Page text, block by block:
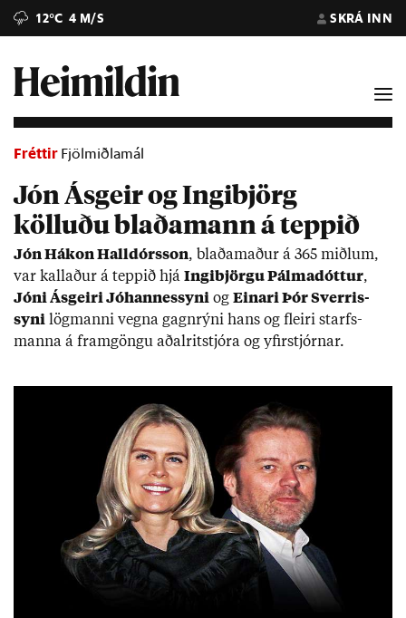
12°C 4 M/S SKRÁ INN
Fréttir Fjölmiðlamál
Jón Ásgeir og Ingibjörg
kölluðu blaðamann á teppið
Jón Há­kon Hall­dórs­son, blaða­mað­ur á 365 miðl­um,
var kall­að­ur á tepp­ið hjá Ingi­björgu Pálma­dótt­ur,
Jóni Ás­geiri Jó­hann­es­syni og Ein­ari Þór Sverris­
syni lög­manni vegna gagn­rýni hans og fleiri starfs­
manna á fram­göngu að­al­rit­stjóra og yf­ir­stjórn­ar.